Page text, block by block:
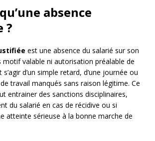
absence
?
est une absence du salarié sur son
motif valable ni autorisation préalable de
s’agir d’un simple retard, d’une journée ou
travail manqués sans raison légitime. Ce
entrainer des sanctions disciplinaires,
du salarié en cas de récidive ou si
atteinte sérieuse à la bonne marche de